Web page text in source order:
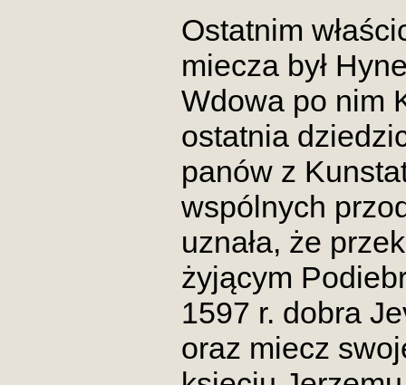
Ostatnim
miecza był
Wdowa po nim
ostatnia
panów z
wspólnych
uznała, że
żyjącym
1597 r. dobra
oraz miecz